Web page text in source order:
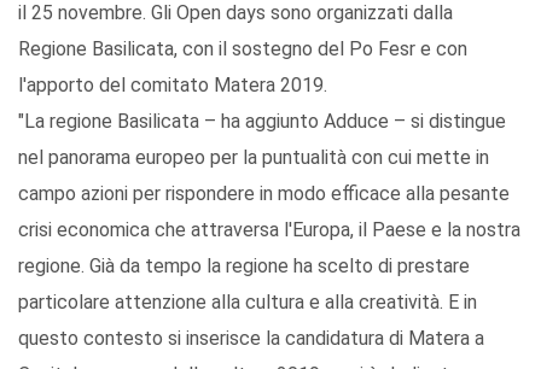
il 25 novembre. Gli Open days sono organizzati dalla
Regione Basilicata, con il sostegno del Po Fesr e con
l'apporto del comitato Matera 2019.
"La regione Basilicata – ha aggiunto Adduce – si distingue
nel panorama europeo per la puntualità con cui mette in
campo azioni per rispondere in modo efficace alla pesante
crisi economica che attraversa l'Europa, il Paese e la nostra
regione. Già da tempo la regione ha scelto di prestare
particolare attenzione alla cultura e alla creatività. E in
questo contesto si inserisce la candidatura di Matera a